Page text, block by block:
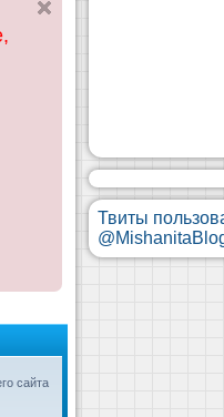
ск
сайта
Твиты